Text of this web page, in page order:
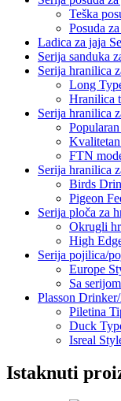
Teška
Posuda
Ladica za jaja
Serija sanduka
Serija hranilica
Long
Hranilica
Serija hranilica
FTN
Serija hranilica
Birds
Pigeon
Serija ploča za
Okrugli
High
Serija pojilica/
Europe
Sa
Plasson
Piletina
Duck
Isreal
Istaknuti